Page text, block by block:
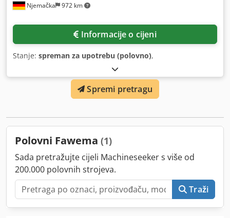
Njemačka 972 km
Informacije o cijeni
Stanje: spreman za upotrebu (polovno),
Spremi pretragu
Polovni Fawema (1)
Sada pretražujte cijeli Machineseeker s više od
200.000 polovnih strojeva.
Traži